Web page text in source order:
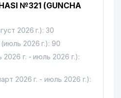
№321 (GUNCHA
2026 г.): 30
2026 г.): 90
г. - июль 2026 г.):
2026 г. - июль 2026 г.):